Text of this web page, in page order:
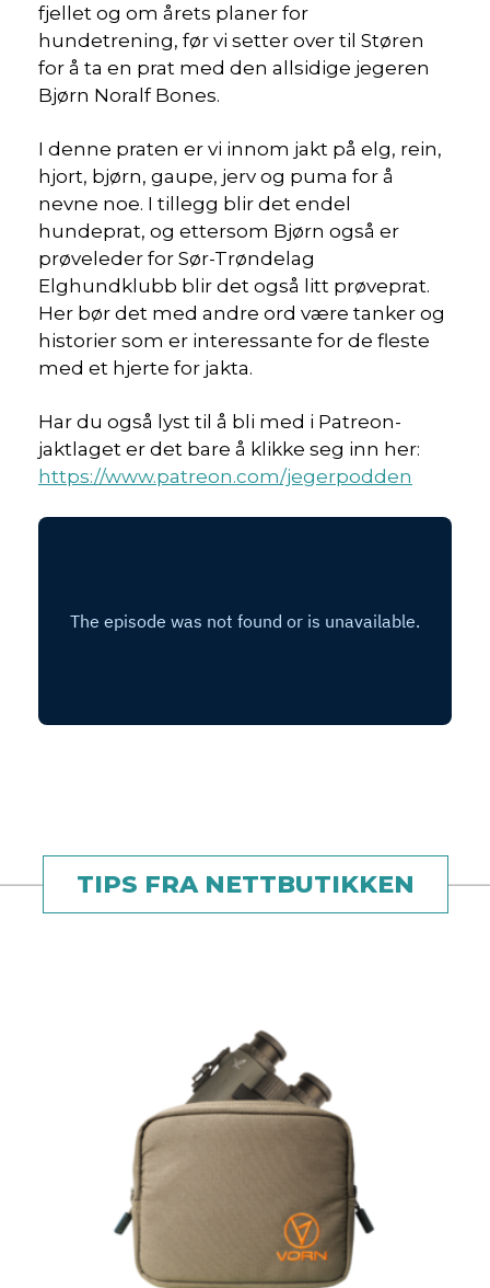
fjellet og om årets planer for
hundetrening, før vi setter over til Støren
for å ta en prat med den allsidige jegeren
Bjørn Noralf Bones.
I denne praten er vi innom jakt på elg, rein,
hjort, bjørn, gaupe, jerv og puma for å
nevne noe. I tillegg blir det endel
hundeprat, og ettersom Bjørn også er
prøveleder for Sør-Trøndelag
Elghundklubb blir det også litt prøveprat.
Her bør det med andre ord være tanker og
historier som er interessante for de fleste
med et hjerte for jakta.
Har du også lyst til å bli med i Patreon-
jaktlaget er det bare å klikke seg inn her:
https://www.patreon.com/jegerpodden
TIPS FRA NETTBUTIKKEN